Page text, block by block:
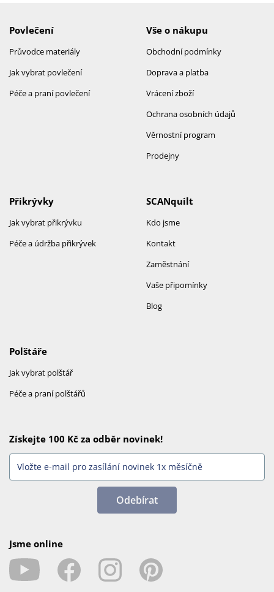
Povlečení
Průvodce materiály
Jak vybrat povlečení
Péče a praní povlečení
Vše o nákupu
Obchodní podmínky
Doprava a platba
Vrácení zboží
Ochrana osobních údajů
Věrnostní program
Prodejny
SCANquilt
Kdo jsme
Kontakt
Zaměstnání
Vaše připomínky
Blog
Přikrývky
Jak vybrat přikrývku
Péče a údržba přikrývek
Polštáře
Jak vybrat polštář
Péče a praní polštářů
Získejte 100 Kč za odběr novinek!
Odebírat
Jsme online